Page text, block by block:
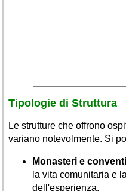
Tipologie di Struttura
Le strutture che offrono
variano notevolmente. Si
Monasteri e
la vita comunitaria e
dell'esperienza.